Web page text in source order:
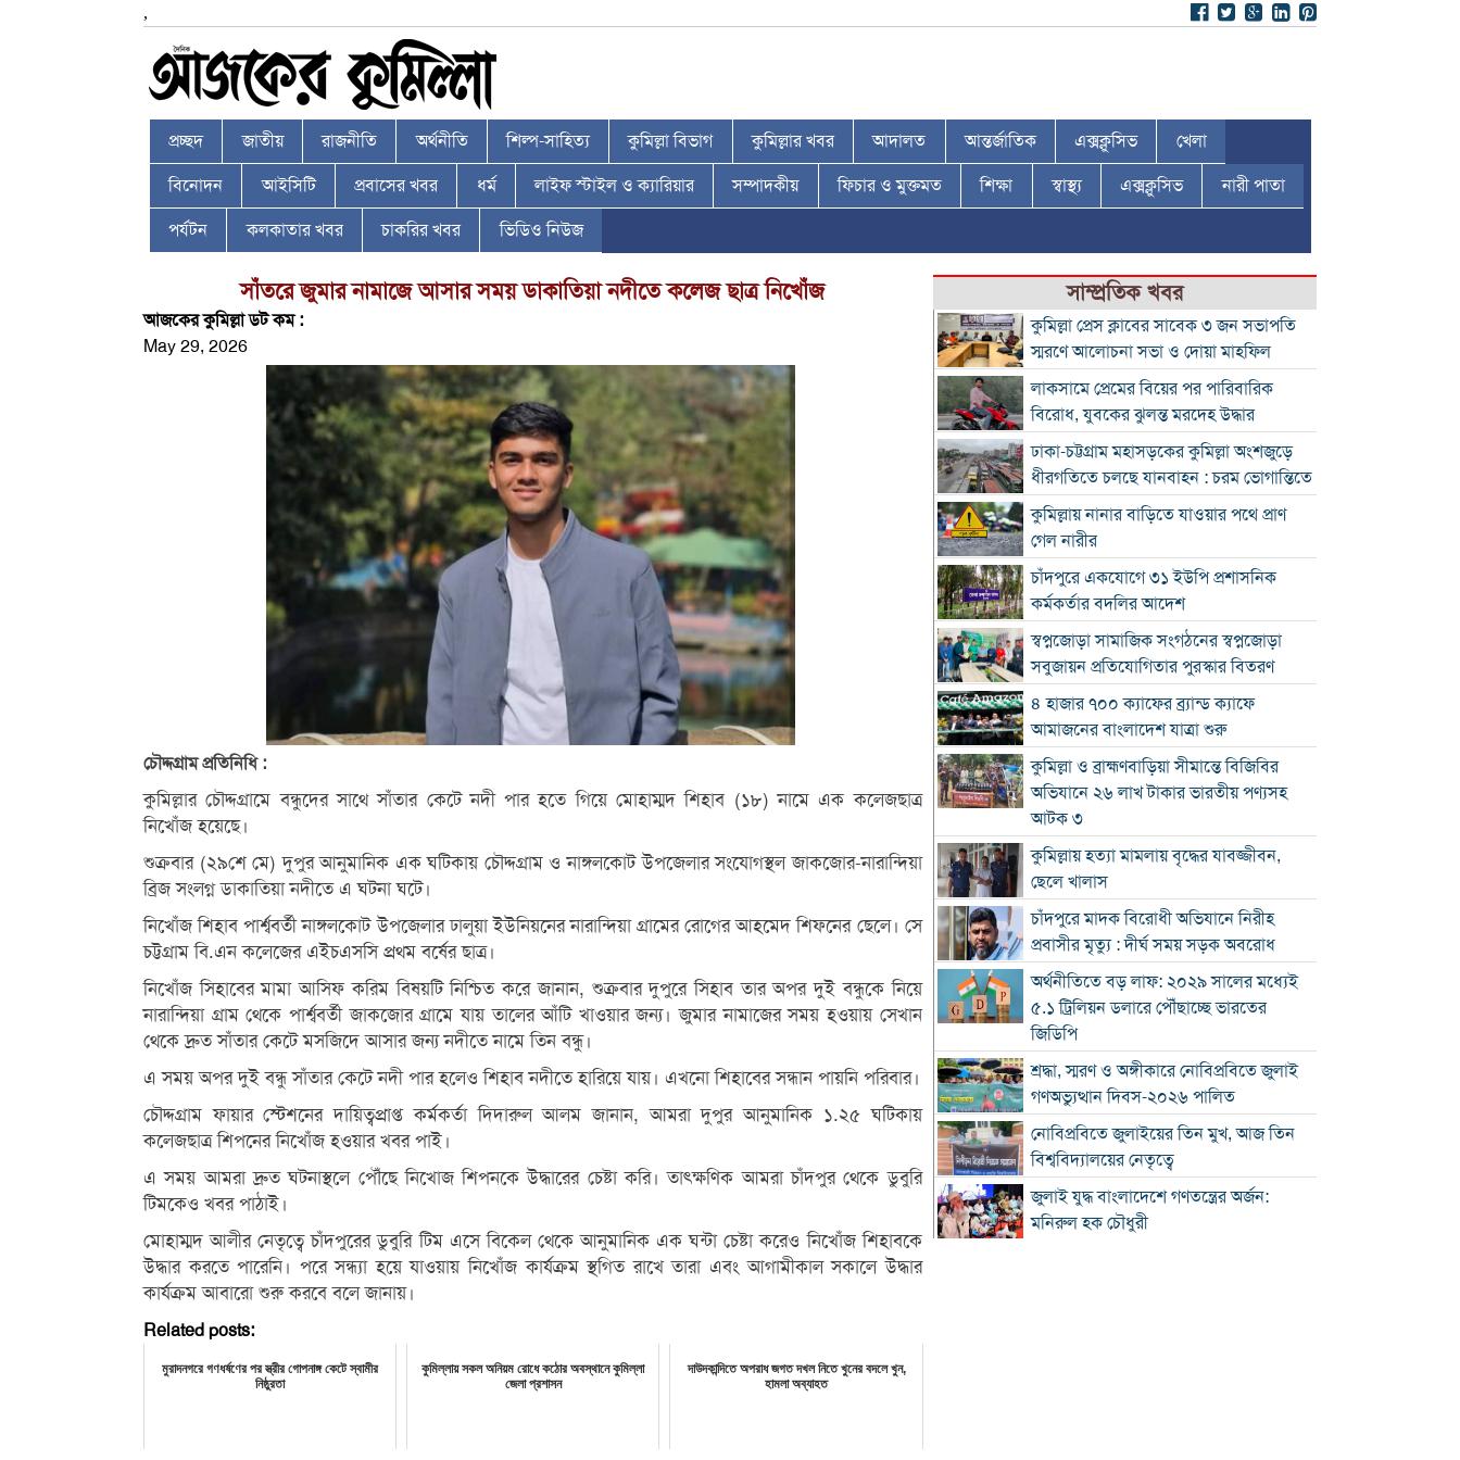
,
প্রচ্ছদ জাতীয় রাজনীতি অর্থনীতি শিল্প-সাহিত্য কুমিল্লা বিভাগ কুমিল্লার খবর আদালত আন্তর্জাতিক এক্সক্লুসিভ খেলা
বিনোদন আইসিটি প্রবাসের খবর ধর্ম লাইফ স্টাইল ও ক্যারিয়ার সম্পাদকীয় ফিচার ও মুক্তমত শিক্ষা স্বাস্থ্য এক্সক্লুসিভ নারী পাতা
পর্যটন কলকাতার খবর চাকরির খবর ভিডিও নিউজ
সাঁতরে জুমার নামাজে আসার সময় ডাকাতিয়া নদীতে কলেজ ছাত্র নিখোঁজ
আজকের কুমিল্লা ডট কম :
May 29, 2026
চৌদ্দগ্রাম প্রতিনিধি :
কুমিল্লার চৌদ্দগ্রামে বন্ধুদের সাথে সাঁতার কেটে নদী পার হতে গিয়ে মোহাম্মদ শিহাব (১৮) নামে এক কলেজছাত্র
নিখোঁজ হয়েছে।
শুক্রবার (২৯শে মে) দুপুর আনুমানিক এক ঘটিকায় চৌদ্দগ্রাম ও নাঙ্গলকোট উপজেলার সংযোগস্থল জাকজোর-নারান্দিয়া
ব্রিজ সংলগ্ন ডাকাতিয়া নদীতে এ ঘটনা ঘটে।
নিখোঁজ শিহাব পার্শ্ববর্তী নাঙ্গলকোট উপজেলার ঢালুয়া ইউনিয়নের নারান্দিয়া গ্রামের রোগের আহমেদ শিফনের ছেলে। সে
চট্টগ্রাম বি.এন কলেজের এইচএসসি প্রথম বর্ষের ছাত্র।
নিখোঁজ সিহাবের মামা আসিফ করিম বিষয়টি নিশ্চিত করে জানান, শুক্রবার দুপুরে সিহাব তার অপর দুই বন্ধুকে নিয়ে
নারান্দিয়া গ্রাম থেকে পার্শ্ববর্তী জাকজোর গ্রামে যায় তালের আঁটি খাওয়ার জন্য। জুমার নামাজের সময় হওয়ায় সেখান
থেকে দ্রুত সাঁতার কেটে মসজিদে আসার জন্য নদীতে নামে তিন বন্ধু।
এ সময় অপর দুই বন্ধু সাঁতার কেটে নদী পার হলেও শিহাব নদীতে হারিয়ে যায়। এখনো শিহাবের সন্ধান পায়নি পরিবার।
চৌদ্দগ্রাম ফায়ার স্টেশনের দায়িত্বপ্রাপ্ত কর্মকর্তা দিদারুল আলম জানান, আমরা দুপুর আনুমানিক ১.২৫ ঘটিকায়
কলেজছাত্র শিপনের নিখোঁজ হওয়ার খবর পাই।
এ সময় আমরা দ্রুত ঘটনাস্থলে পৌঁছে নিখোজ শিপনকে উদ্ধারের চেষ্টা করি। তাৎক্ষণিক আমরা চাঁদপুর থেকে ডুবুরি
টিমকেও খবর পাঠাই।
মোহাম্মদ আলীর নেতৃত্বে চাঁদপুরের ডুবুরি টিম এসে বিকেল থেকে আনুমানিক এক ঘন্টা চেষ্টা করেও নিখোঁজ শিহাবকে
উদ্ধার করতে পারেনি। পরে সন্ধ্যা হয়ে যাওয়ায় নিখোঁজ কার্যক্রম স্থগিত রাখে তারা এবং আগামীকাল সকালে উদ্ধার
কার্যক্রম আবারো শুরু করবে বলে জানায়।
Related posts:
মুরাদনগরে গণধর্ষণের পর স্ত্রীর গোপনাঙ্গ কেটে স্বামীর
নিষ্ঠুরতা
কুমিল্লায় সকল অনিয়ম রোধে কঠোর অবস্থানে কুমিল্লা
জেলা প্রশাসন
দাউদকান্দিতে অপরাধ জগত দখল নিতে খুনের বদলে খুন,
হামলা অব্যাহত
সাম্প্রতিক খবর
কুমিল্লা প্রেস ক্লাবের সাবেক ৩ জন সভাপতি
স্মরণে আলোচনা সভা ও দোয়া মাহফিল
লাকসামে প্রেমের বিয়ের পর পারিবারিক
বিরোধ, যুবকের ঝুলন্ত মরদেহ উদ্ধার
ঢাকা-চট্টগ্রাম মহাসড়কের কুমিল্লা অংশজুড়ে
ধীরগতিতে চলছে যানবাহন : চরম ভোগান্তিতে
কুমিল্লায় নানার বাড়িতে যাওয়ার পথে প্রাণ
গেল নারীর
চাঁদপুরে একযোগে ৩১ ইউপি প্রশাসনিক
কর্মকর্তার বদলির আদেশ
স্বপ্নজোড়া সামাজিক সংগঠনের স্বপ্নজোড়া
সবুজায়ন প্রতিযোগিতার পুরস্কার বিতরণ
৪ হাজার ৭০০ ক্যাফের ব্র্যান্ড ক্যাফে
আমাজনের বাংলাদেশ যাত্রা শুরু
কুমিল্লা ও ব্রাহ্মণবাড়িয়া সীমান্তে বিজিবির
অভিযানে ২৬ লাখ টাকার ভারতীয় পণ্যসহ
আটক ৩
কুমিল্লায় হত্যা মামলায় বৃদ্ধের যাবজ্জীবন,
ছেলে খালাস
চাঁদপুরে মাদক বিরোধী অভিযানে নিরীহ
প্রবাসীর মৃত্যু : দীর্ঘ সময় সড়ক অবরোধ
অর্থনীতিতে বড় লাফ: ২০২৯ সালের মধ্যেই
৫.১ ট্রিলিয়ন ডলারে পৌঁছাচ্ছে ভারতের
জিডিপি
শ্রদ্ধা, স্মরণ ও অঙ্গীকারে নোবিপ্রবিতে জুলাই
গণঅভ্যুত্থান দিবস-২০২৬ পালিত
নোবিপ্রবিতে জুলাইয়ের তিন মুখ, আজ তিন
বিশ্ববিদ্যালয়ের নেতৃত্বে
জুলাই যুদ্ধ বাংলাদেশে গণতন্ত্রের অর্জন:
মনিরুল হক চৌধুরী